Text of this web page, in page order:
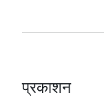
प्रकाशन